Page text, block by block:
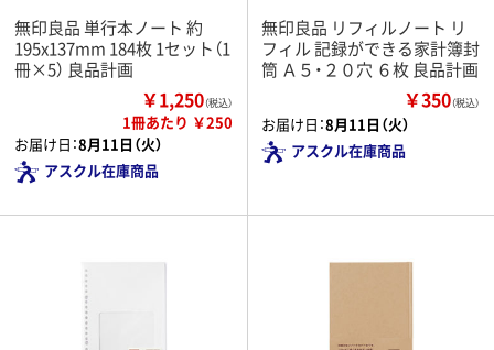
無印良品 単行本ノート 約
195x137mm 184枚 1セット（1
冊×5） 良品計画
￥1,250（税込）
1冊あたり ￥250
お届け日：8月11日（火）
アスクル在庫商品
無印良品 リフィルノート リ
フィル 記録ができる家計簿封
筒 Ａ５・２０穴 ６枚 良品計画
￥350（税込）
お届け日：8月11日（火）
アスクル在庫商品